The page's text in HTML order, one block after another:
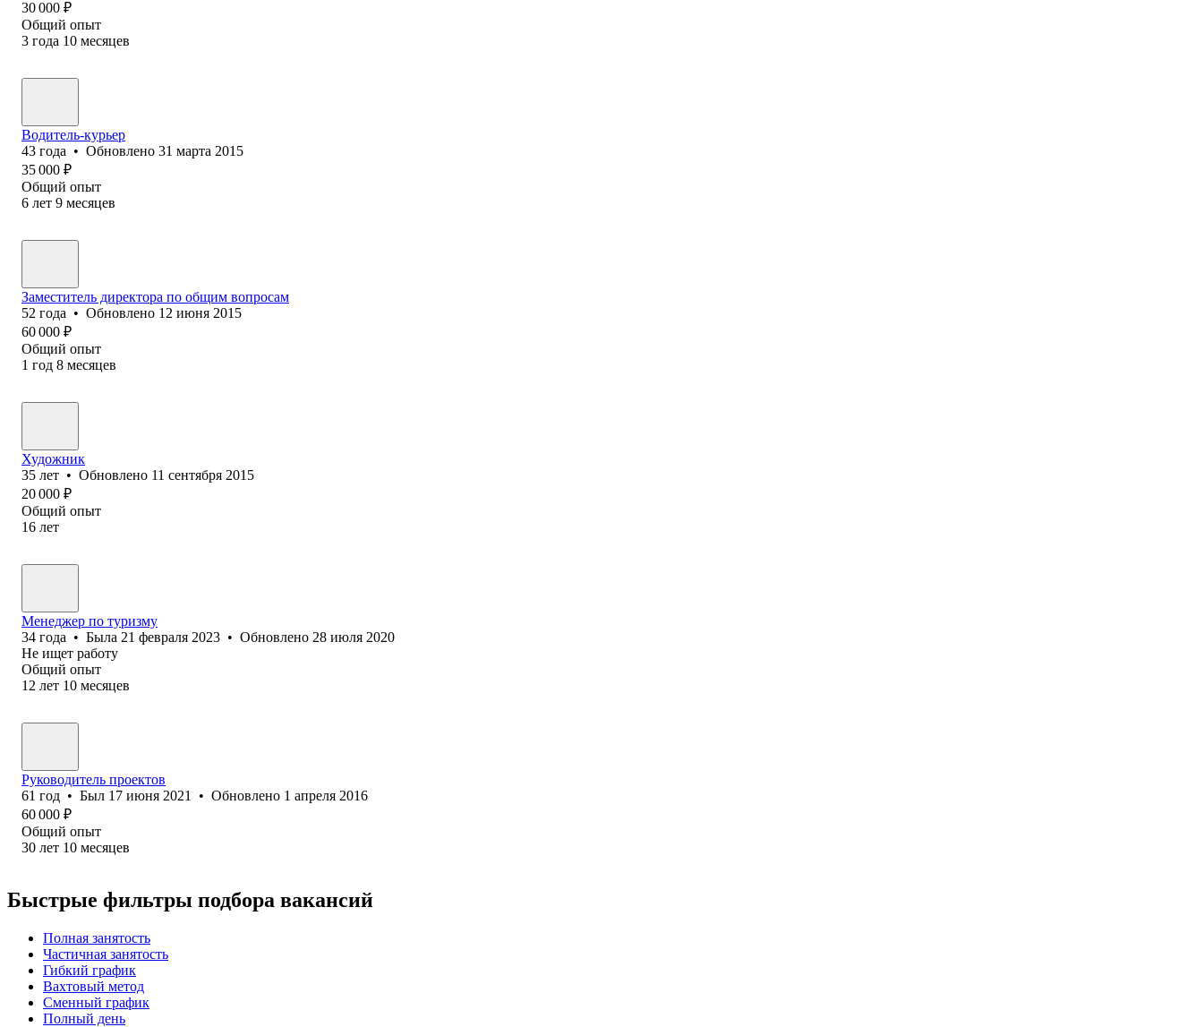
30 000 ₽
Общий опыт
3 года 10 месяцев
Водитель-курьер
43 года • Обновлено 31 марта 2015
35 000 ₽
Общий опыт
6 лет 9 месяцев
Заместитель директора по общим вопросам
52 года • Обновлено 12 июня 2015
60 000 ₽
Общий опыт
1 год 8 месяцев
Художник
35 лет • Обновлено 11 сентября 2015
20 000 ₽
Общий опыт
16 лет
Менеджер по туризму
34 года • Была 21 февраля 2023 • Обновлено 28 июля 2020
Не ищет работу
Общий опыт
12 лет 10 месяцев
Руководитель проектов
61 год • Был 17 июня 2021 • Обновлено 1 апреля 2016
60 000 ₽
Общий опыт
30 лет 10 месяцев
Быстрые фильтры подбора вакансий
Полная занятость
Частичная занятость
Гибкий график
Вахтовый метод
Сменный график
Полный день